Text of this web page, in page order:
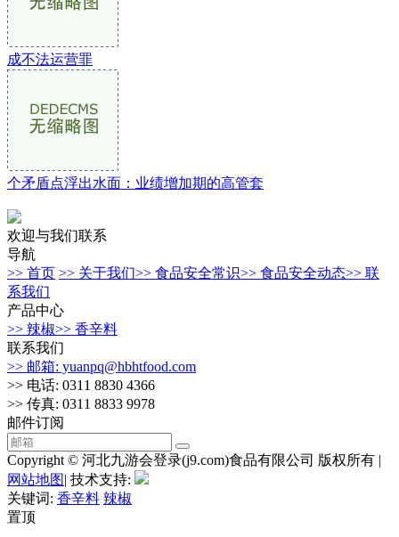
成不法运营罪
个矛盾点浮出水面：业绩增加期的高管套
欢迎与我们联系
导航
>> 首页 >> 关于我们>> 食品安全常识>> 食品安全动态>> 联
系我们
产品中心
>> 辣椒>> 香辛料
联系我们
>> 邮箱: yuanpq@hbhtfood.com
>> 电话: 0311 8830 4366
>> 传真: 0311 8833 9978
邮件订阅
Copyright © 河北九游会登录(j9.com)食品有限公司 版权所有 |
网站地图| 技术支持:
关键词: 香辛料 辣椒
置顶